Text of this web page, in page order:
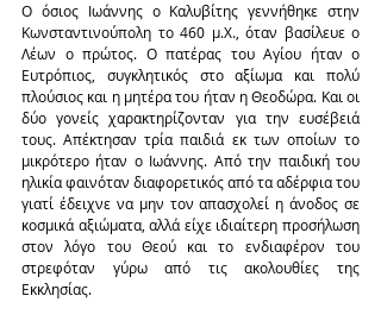
Ο όσιος Ιωάννης ο Καλυβίτης γεννήθηκε στην
Κωνσταντινούπολη το 460 μ.Χ., όταν βασίλευε ο
Λέων ο πρώτος. Ο πατέρας του Αγίου ήταν ο
Ευτρόπιος, συγκλητικός στο αξίωμα και πολύ
πλούσιος και η μητέρα του ήταν η Θεοδώρα. Και οι
δύο γονείς χαρακτηρίζονταν για την ευσέβειά
τους. Απέκτησαν τρία παιδιά εκ των οποίων το
μικρότερο ήταν ο Ιωάννης. Από την παιδική του
ηλικία φαινόταν διαφορετικός από τα αδέρφια του
γιατί έδειχνε να μην τον απασχολεί η άνοδος σε
κοσμικά αξιώματα, αλλά είχε ιδιαίτερη προσήλωση
στον λόγο του Θεού και το ενδιαφέρον του
στρεφόταν γύρω από τις ακολουθίες της
Εκκλησίας.